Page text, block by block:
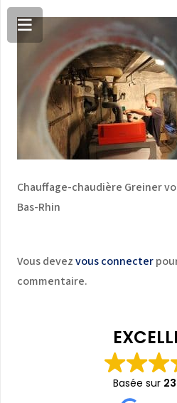
Chauffage-chaudière Greiner
Bas-Rhin
Vous devezvous connecter
commentaire.
Basée sur